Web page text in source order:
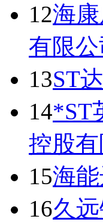
12海
有限公
13ST
14*ST
控股有
15海
16久